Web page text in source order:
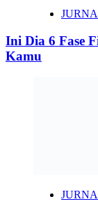
Ini Dia 6 Fase
Kamu